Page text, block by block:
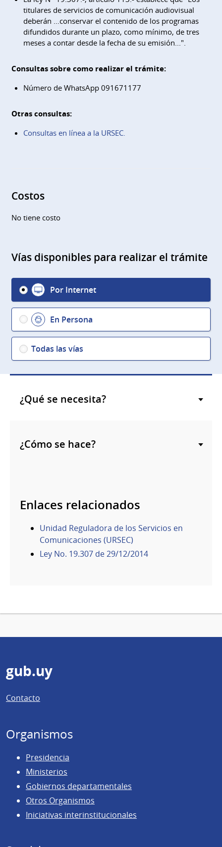
titulares de servicios de comunicación audiovisual
deberán ...conservar el contenido de los programas
difundidos durante un plazo, como mínimo, de tres
meses a contar desde la fecha de su emisión...".
Consultas sobre como realizar el trámite:
Número de WhatsApp 091671177
Otras consultas:
Consultas en línea a la URSEC.
Costos
No tiene costo
Vías disponibles para realizar el trámite
Por Internet
En Persona
Todas las vías
¿Qué se necesita?
¿Cómo se hace?
Enlaces relacionados
Unidad Reguladora de los Servicios en
Comunicaciones (URSEC)
Ley No. 19.307 de 29/12/2014
Pie
de
página
gub.uy
Contacto
Organismos
Presidencia
Ministerios
Gobiernos departamentales
Otros Organismos
Iniciativas interinstitucionales